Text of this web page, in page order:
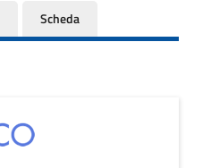
Scheda